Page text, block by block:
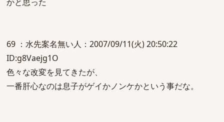
69 ：水先案名無い人：2007/09/11(火) 20:50:22
ID:g8Vaejg1O
色々な改変を見てきたが、
一番肝心なのは息子がゲイかノンケかという事だな。